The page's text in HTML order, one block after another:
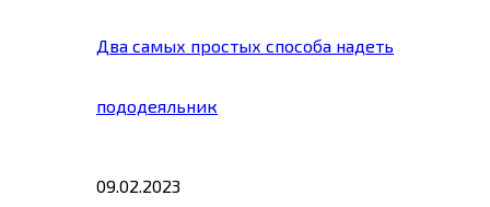
Два самых простых способа надеть
пододеяльник
09.02.2023